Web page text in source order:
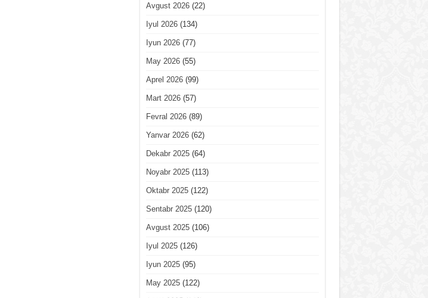
Avgust 2026(22)
Iyul 2026(134)
Iyun 2026(77)
May 2026(55)
Aprel 2026(99)
Mart 2026(57)
Fevral 2026(89)
Yanvar 2026(62)
Dekabr 2025(64)
Noyabr 2025(113)
Oktabr 2025(122)
Sentabr 2025(120)
Avgust 2025(106)
Iyul 2025(126)
Iyun 2025(95)
May 2025(122)